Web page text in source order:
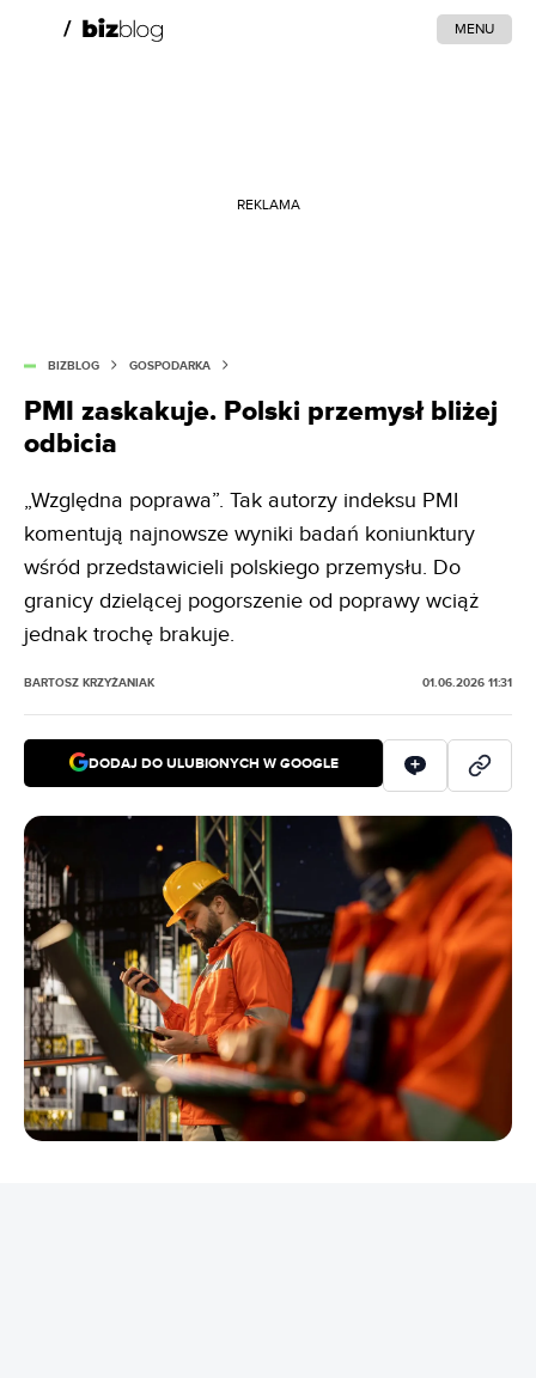
MENU
REKLAMA
BIZBLOG GOSPODARKA
PMI zaskakuje. Polski przemysł bliżej
odbicia
„Względna poprawa”. Tak autorzy indeksu PMI
komentują najnowsze wyniki badań koniunktury
wśród przedstawicieli polskiego przemysłu. Do
granicy dzielącej pogorszenie od poprawy wciąż
jednak trochę brakuje.
BARTOSZ KRZYŻANIAK 01.06.2026 11:31
DODAJ DO ULUBIONYCH W GOOGLE